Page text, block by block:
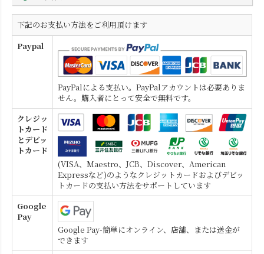
下記のお支払い方法をご利用頂けます
Paypal
PayPalによる支払い。PayPalアカウントは必要ありま
せん。購入者にとって安全で無料です。
クレジッ
トカード
とデビッ
トカード
(VISA、Maestro、JCB、Discover、American
Expressなど)のようなクレジットカードおよびデビッ
トカードの支払い方法をサポートしています
Google
Pay
Google Pay-簡単にオンライン、店舗、または送金が
できます